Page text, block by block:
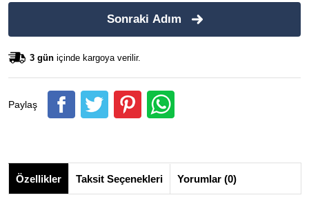
Sonraki Adım
3 gün içinde kargoya verilir.
Paylaş
Özellikler Taksit Seçenekleri Yorumlar (0)